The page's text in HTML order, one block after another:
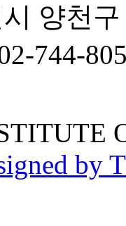
양천
744-
by